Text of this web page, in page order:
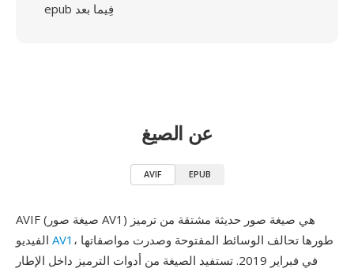
epub فِيما بعد
عن الصيغ
AVIF EPUB
AVIF (صيغة صور AV1) هي صيغة صور حديثة مشتقة من ترميز
AV1 ، طورها تحالف الوسائط المفتوحة وصدرت مواصفاتها
في فبراير 2019. تستفيد الصيغة من أدوات الترميز داخل الإطار